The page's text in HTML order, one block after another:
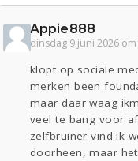
Appie888
dinsdag 9 juni 2026 om
klopt op sociale
merken been
maar daar waag
veel te bang voor
zelfbruiner vind ik
doorheen, maar